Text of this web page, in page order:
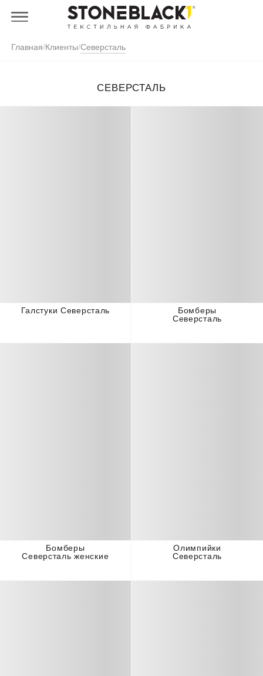
Главная/Клиенты/Северсталь
СЕВЕРСТАЛЬ
Галстуки Северсталь
Бомберы
Северсталь
Бомберы
Северсталь женские
Олимпийки
Северсталь